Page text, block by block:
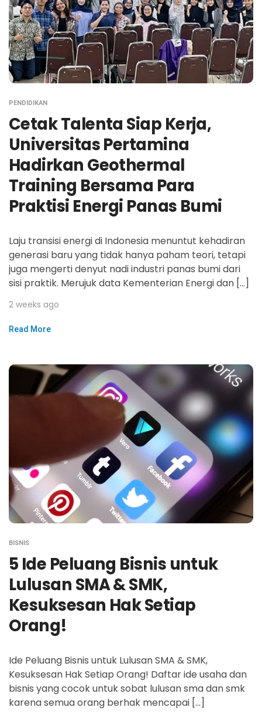
PENDIDIKAN
Cetak Talenta Siap Kerja,
Universitas Pertamina
Hadirkan Geothermal
Training Bersama Para
Praktisi Energi Panas Bumi
Laju transisi energi di Indonesia menuntut kehadiran
generasi baru yang tidak hanya paham teori, tetapi
juga mengerti denyut nadi industri panas bumi dari
sisi praktik. Merujuk data Kementerian Energi dan […]
2 weeks ago
Read More
BISNIS
5 Ide Peluang Bisnis untuk
Lulusan SMA & SMK,
Kesuksesan Hak Setiap
Orang!
Ide Peluang Bisnis untuk Lulusan SMA & SMK,
Kesuksesan Hak Setiap Orang! Daftar ide usaha dan
bisnis yang cocok untuk sobat lulusan sma dan smk
karena semua orang berhak mencapai […]